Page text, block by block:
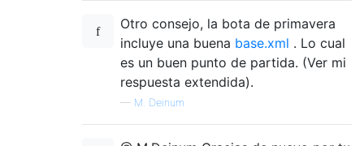
Otro consejo, la bota de primavera
incluye una buena base.xml . Lo cual
es un buen punto de partida. (Ver mi
respuesta extendida).
— M. Deinum